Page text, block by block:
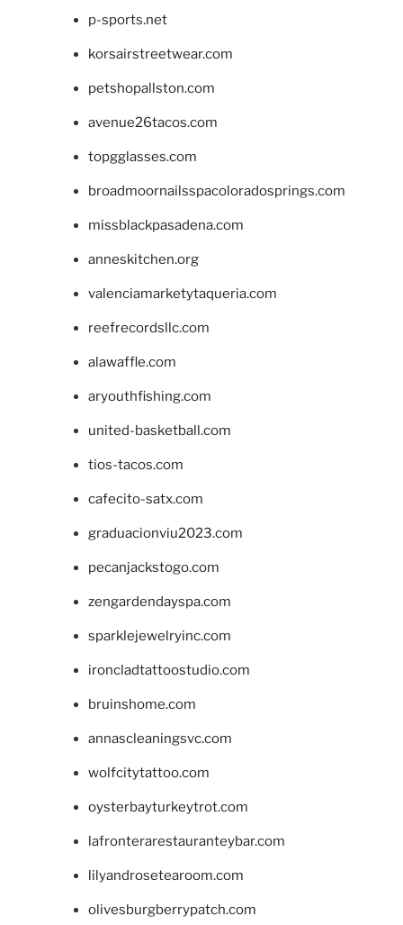
p-sports.net
korsairstreetwear.com
petshopallston.com
avenue26tacos.com
topgglasses.com
broadmoornailsspacoloradosprings.com
missblackpasadena.com
anneskitchen.org
valenciamarketytaqueria.com
reefrecordsllc.com
alawaffle.com
aryouthfishing.com
united-basketball.com
tios-tacos.com
cafecito-satx.com
graduacionviu2023.com
pecanjackstogo.com
zengardendayspa.com
sparklejewelryinc.com
ironcladtattoostudio.com
bruinshome.com
annascleaningsvc.com
wolfcitytattoo.com
oysterbayturkeytrot.com
lafronterarestauranteybar.com
lilyandrosetearoom.com
olivesburgberrypatch.com